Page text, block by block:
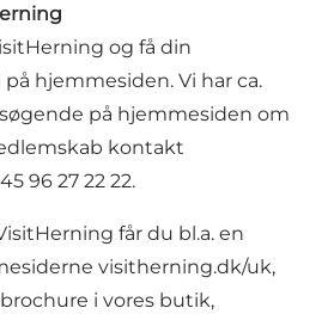
og få din
hjemmesiden. Vi har ca.
på hjemmesiden om
kontakt
96 27 22 22.
får du bl.a. en
visitherning.dk/uk,
i vores butik,